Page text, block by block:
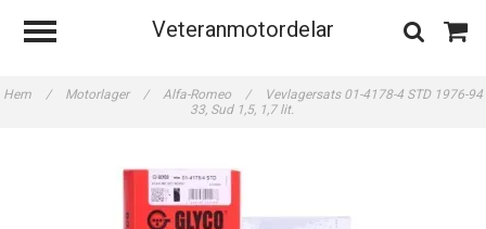
Veteranmotordelar
Hem / Motorlager / Alfa-Romeo /
Vevlagersats 01-4178-4 STD 1976-94
33, Sud 1,5, 1,7 lit.